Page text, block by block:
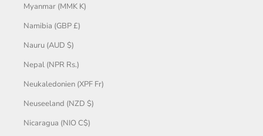
Myanmar (MMK K)
Namibia (GBP £)
Nauru (AUD $)
Nepal (NPR Rs.)
Neukaledonien (XPF Fr)
Neuseeland (NZD $)
Nicaragua (NIO C$)